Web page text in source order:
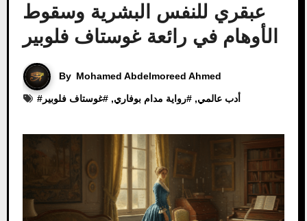
عبقري للنفس البشرية وسقوط
الأوهام في رائعة غوستاف فلوبير
By Mohamed Abdelmoreed Ahmed
# أدب عالمي, #رواية مدام بوفاري, #غوستاف فلوبير